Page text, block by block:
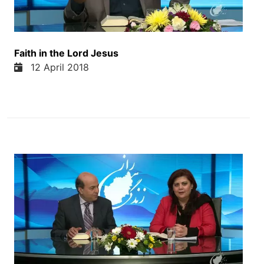
قدوس نور عالمی سایه مرتی پرجد در آسمانی ساچن
است عزیز ابدی کلامی که جسم انسان شد این تعلیم را
در آسمان خالد زمین و آسمان و انسان ها خدای ابراهیم
صاحب و یعقوب برمن آشکار نمی بود تلیب را در بیداری
برمن آشکار نمی بود و خدافند فرمود تنها راهی که آنها
نیمیخوان به من برسن از راه سلیب است راهی دیگری
نظر یا سوال داشته باشین تشکر از پیامتان واقعا ایسای
مسیح میگه میگه پادشای خدا را به جوهد و همه چیزهای
دیگر با شما داده میشه پادشای خدا یعنی وقت خدا در
قلب ما اسست تریق ایسای مسیح دوست های عزیز
آمید واقعا که ایسای مسیح یکانه راه و زندگی است
دوست عزیز شما آمید دیگر اگر نظر داشته باشین در
ورد برنامه هاییم یا سوال داشته باشین تشکر میکنیم از
پیامتان واقعا پیام بسیار خوبه است پیامی که در بیداری
Faith in the Lord Jesus
12 April 2018